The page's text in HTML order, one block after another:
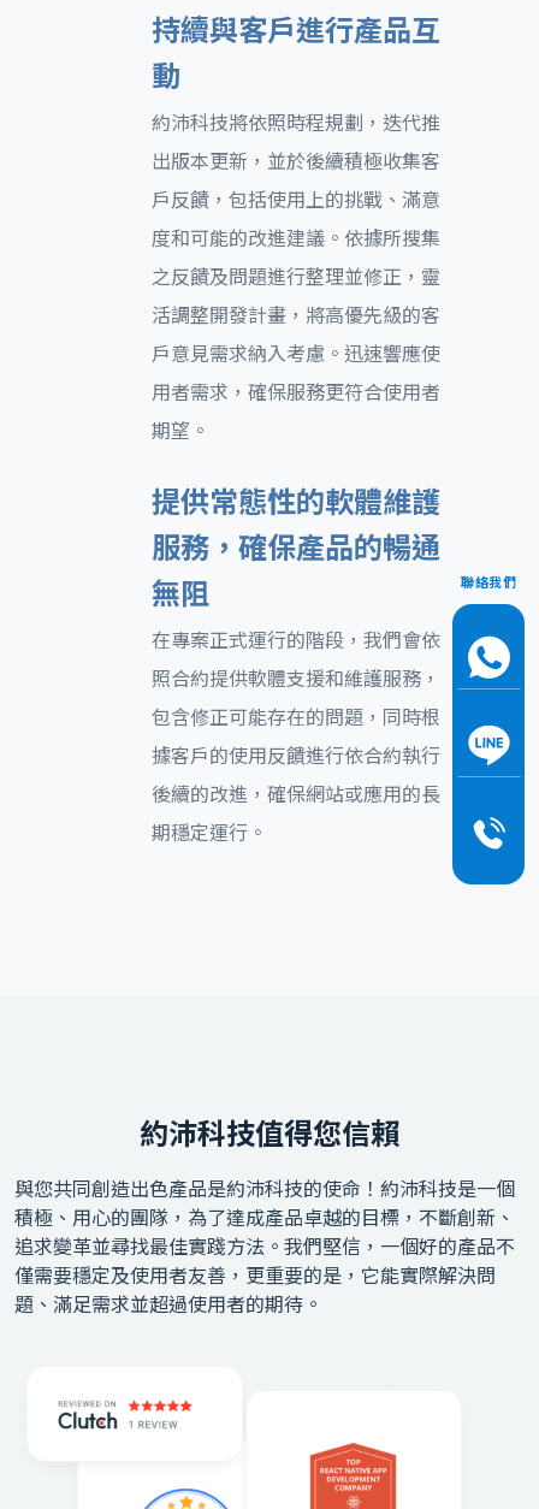
持續與客戶進行產品互
動
約沛科技將依照時程規劃，迭代推
出版本更新，並於後續積極收集客
戶反饋，包括使用上的挑戰、滿意
度和可能的改進建議。依據所搜集
之反饋及問題進行整理並修正，靈
活調整開發計畫，將高優先級的客
戶意見需求納入考慮。迅速響應使
用者需求，確保服務更符合使用者
期望。
提供常態性的軟體維護
服務，確保產品的暢通
無阻
在專案正式運行的階段，我們會依
照合約提供軟體支援和維護服務，
包含修正可能存在的問題，同時根
據客戶的使用反饋進行依合約執行
後續的改進，確保網站或應用的長
期穩定運行。
約沛科技值得您信賴
與您共同創造出色產品是約沛科技的使命！約沛科技是一個
積極、用心的團隊，為了達成產品卓越的目標，不斷創新、
追求變革並尋找最佳實踐方法。我們堅信，一個好的產品不
僅需要穩定及使用者友善，更重要的是，它能實際解決問
題、滿足需求並超過使用者的期待。
聯絡我們